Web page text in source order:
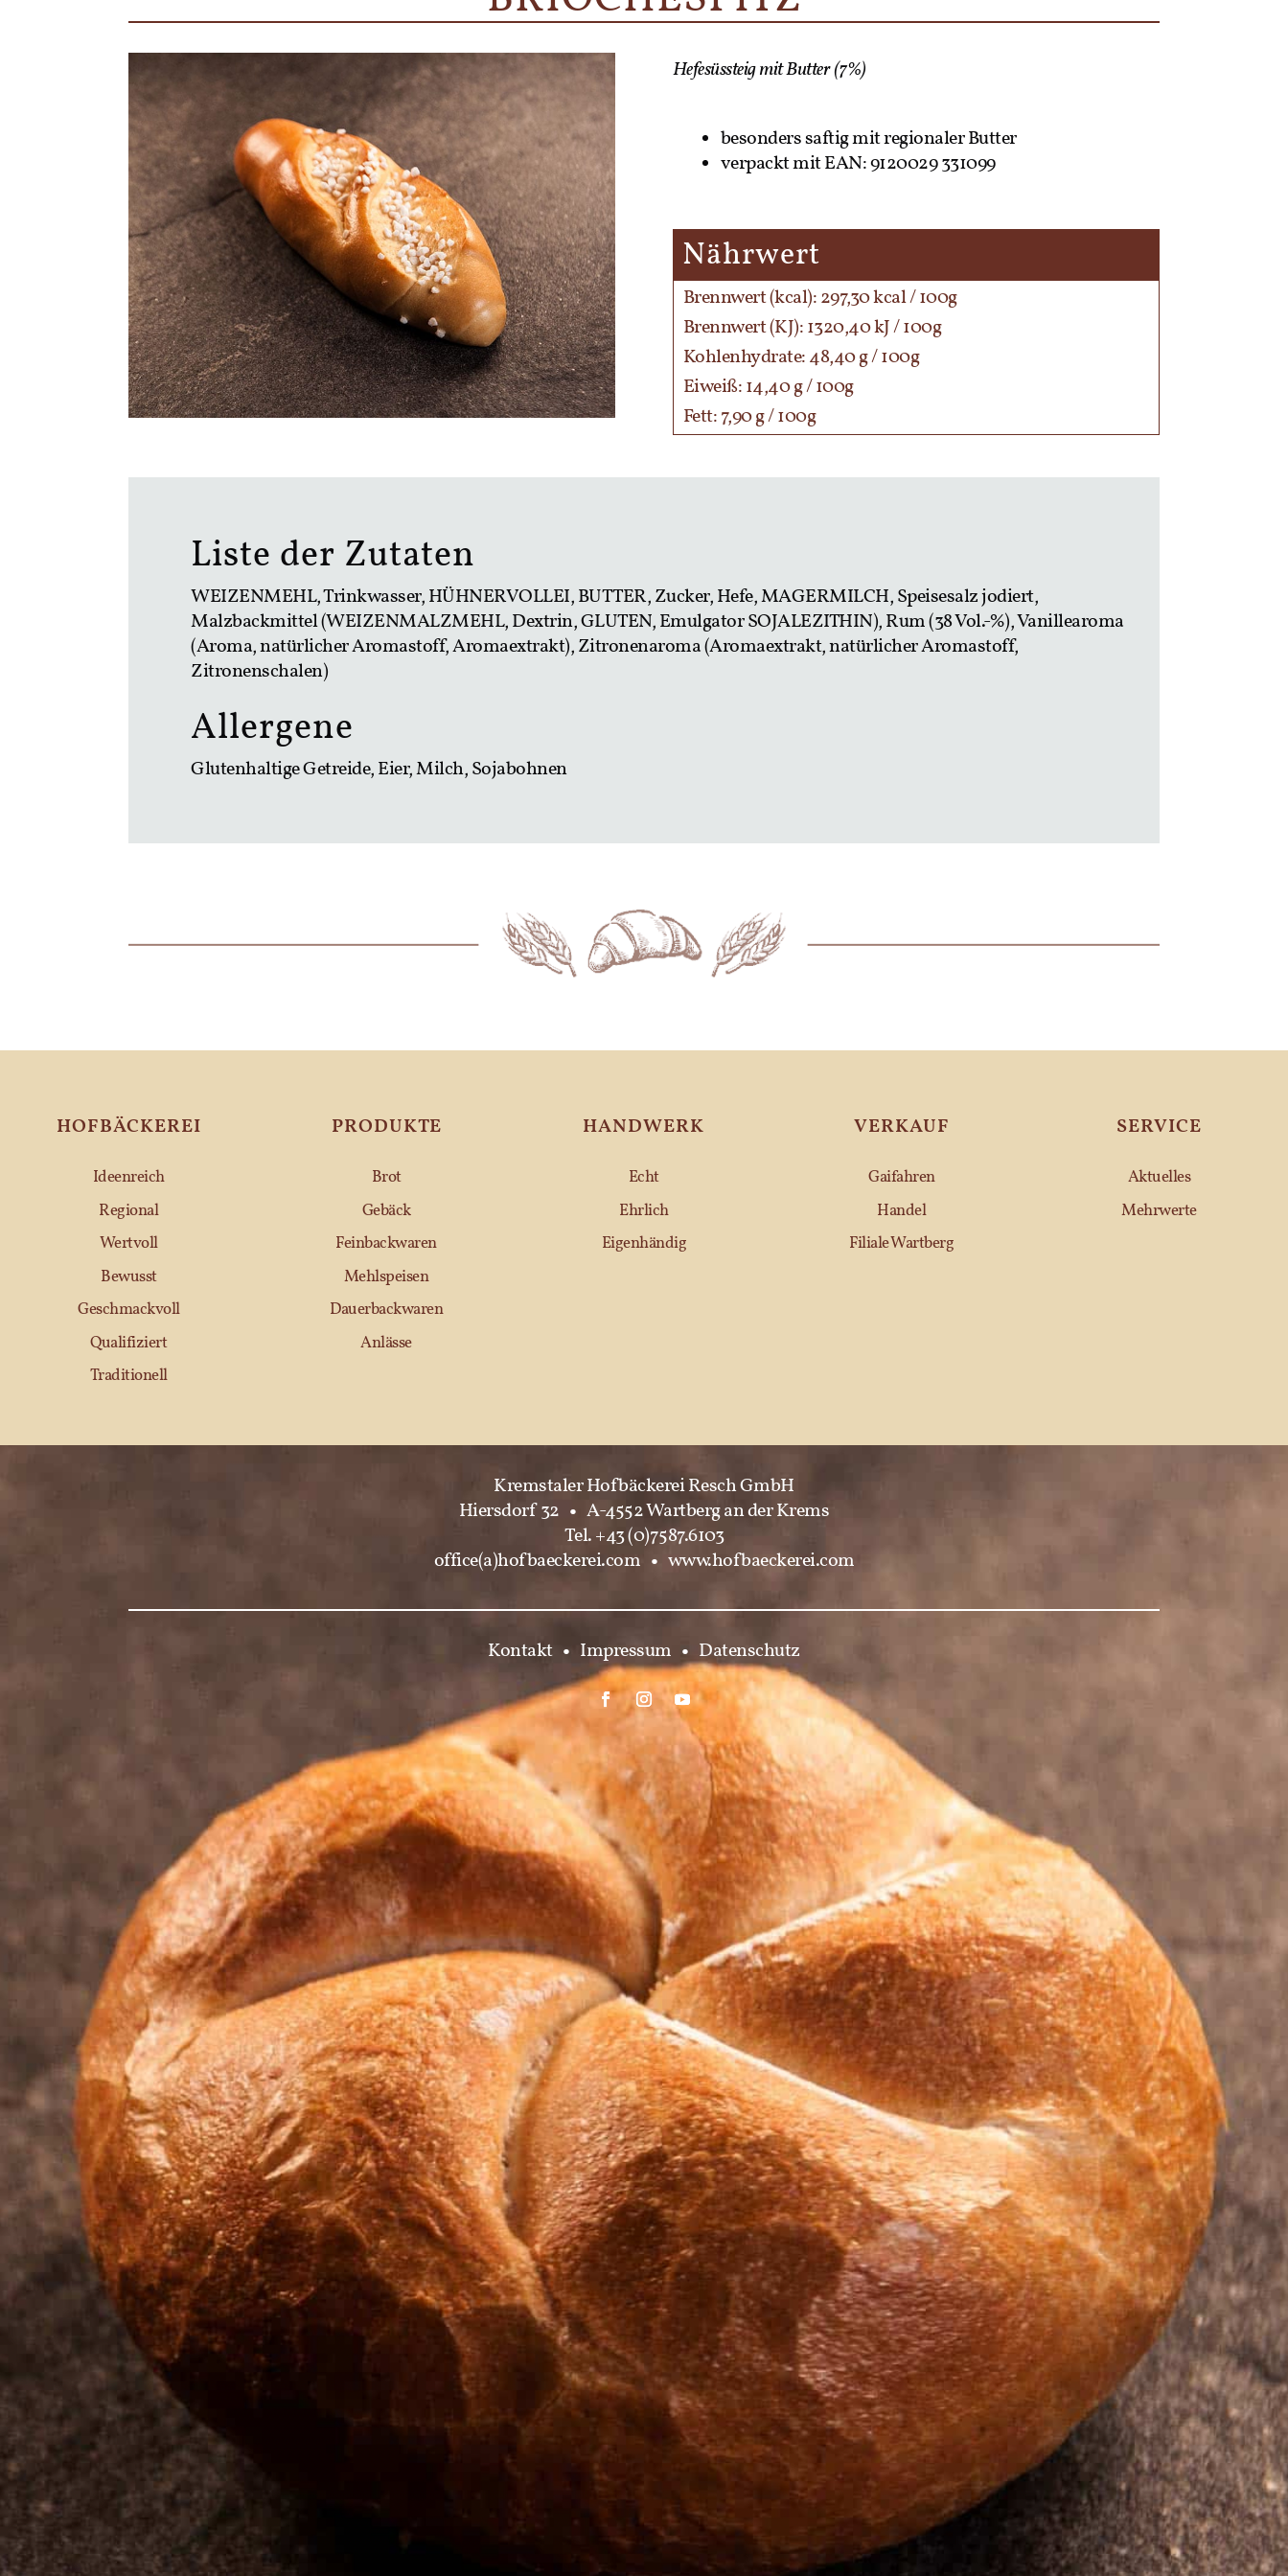
Hefesüssteig mit Butter (7%)
besonders saftig mit regionaler Butter
verpackt mit EAN: 9120029 331099
Nährwert
Brennwert (kcal): 297,30 kcal / 100g
Brennwert (KJ): 1320,40 kJ / 100g
Kohlenhydrate: 48,40 g / 100g
Eiweiß: 14,40 g / 100g
Fett: 7,90 g / 100g
Liste der Zutaten
WEIZENMEHL, Trinkwasser, HÜHNERVOLLEI, BUTTER, Zucker, Hefe, MAGERMILCH, Speisesalz jodiert,
Malzbackmittel (WEIZENMALZMEHL, Dextrin, GLUTEN, Emulgator SOJALEZITHIN), Rum (38 Vol.-%), Vanillearoma
(Aroma, natürlicher Aromastoff, Aromaextrakt), Zitronenaroma (Aromaextrakt, natürlicher Aromastoff,
Zitronenschalen)
Allergene
Glutenhaltige Getreide, Eier, Milch, Sojabohnen
HOFBÄCKEREI
Ideenreich
Regional
Wertvoll
Bewusst
Geschmackvoll
Qualifiziert
Traditionell
PRODUKTE
Brot
Gebäck
Feinbackwaren
Mehlspeisen
Dauerbackwaren
Anlässe
HANDWERK
Echt
Ehrlich
Eigenhändig
VERKAUF
Gaifahren
Handel
Filiale Wartberg
SERVICE
Aktuelles
Mehrwerte
Kremstaler Hofbäckerei Resch GmbH
Hiersdorf 32 • A-4552 Wartberg an der Krems
Tel. +43 (0)7587.6103
office(a)hofbaeckerei.com • www.hofbaeckerei.com
Kontakt • Impressum • Datenschutz